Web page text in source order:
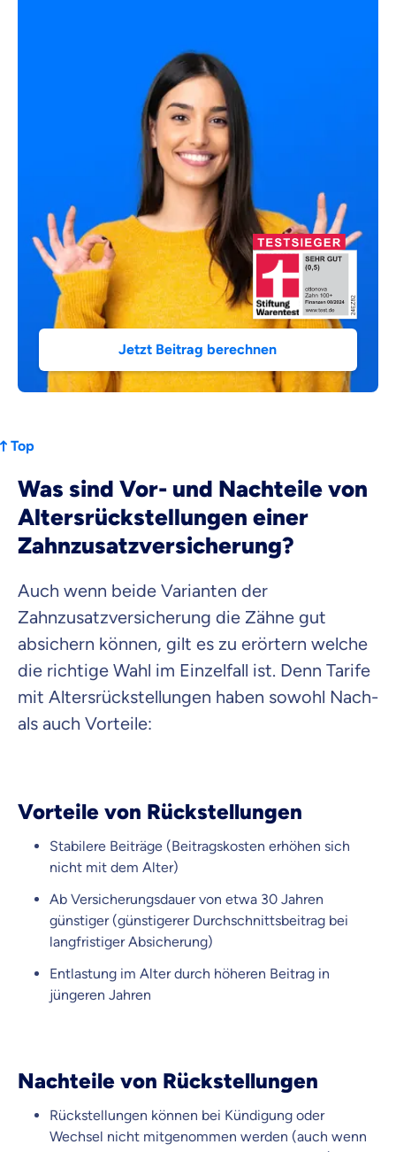
Jetzt Beitrag berechnen
Top
Was sind Vor- und Nachteile von
Altersrückstellungen einer
Zahnzusatzversicherung?
Auch wenn beide Varianten der
Zahnzusatzversicherung die Zähne gut
absichern können, gilt es zu erörtern welche
die richtige Wahl im Einzelfall ist. Denn Tarife
mit Altersrückstellungen haben sowohl Nach-
als auch Vorteile:
Vorteile von Rückstellungen
Stabilere Beiträge (Beitragskosten erhöhen sich
nicht mit dem Alter)
Ab Versicherungsdauer von etwa 30 Jahren
günstiger (günstigerer Durchschnittsbeitrag bei
langfristiger Absicherung)
Entlastung im Alter durch höheren Beitrag in
jüngeren Jahren
Nachteile von Rückstellungen
Rückstellungen können bei Kündigung oder
Wechsel nicht mitgenommen werden (auch wenn